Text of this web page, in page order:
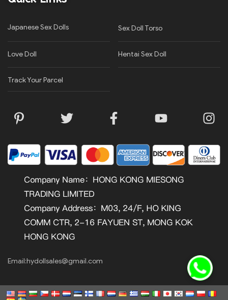
Japanese Sex Dolls Sex Doll Torso
Love Doll Hentai Sex Doll
Track Your Parcel
Email:hydollsales@gmail.com